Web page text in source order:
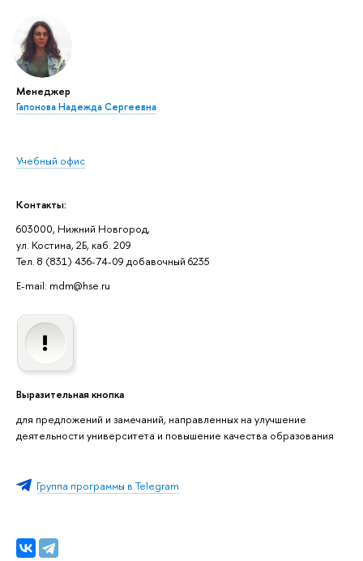
Менеджер
Гапонова Надежда Сергеевна
Учебный офис
Контакты:
603000, Нижний Новгород,
ул. Костина, 2Б, каб. 209
Тел. 8 (831) 436-74-09 добавочный 6235
E-mail: mdm@hse.ru
Выразительная кнопка
для предложений и замечаний, направленных на улучшение
деятельности университета и повышение качества образования
Группа программы в Telegram